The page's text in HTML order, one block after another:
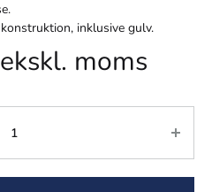
inklusive gulv.
ekskl. moms